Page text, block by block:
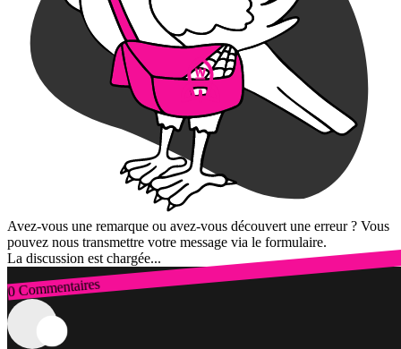
Avez-vous une remarque ou avez-vous découvert une erreur ? Vous
pouvez nous transmettre votre message via le formulaire.
La discussion est chargée...
0 Commentaires
Connexion